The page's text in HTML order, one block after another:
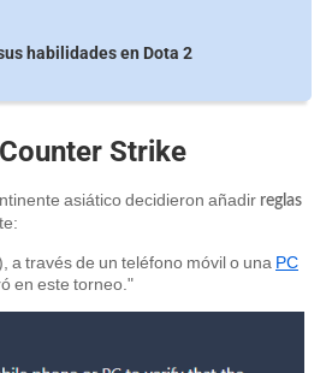
habilidades en Dota 2
Strike
asiático decidieron añadir reglas
a través de un teléfono móvil o una PC
en este torneo."